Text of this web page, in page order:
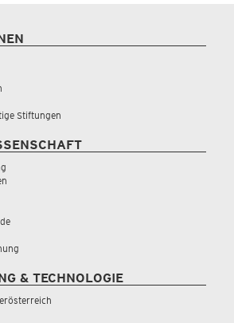
Stiftungen
& TECHNOLOGIE